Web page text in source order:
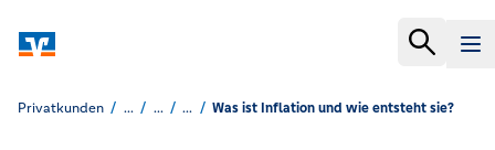
Privatkunden ... ... ... Was ist Inflation und wie entsteht sie?